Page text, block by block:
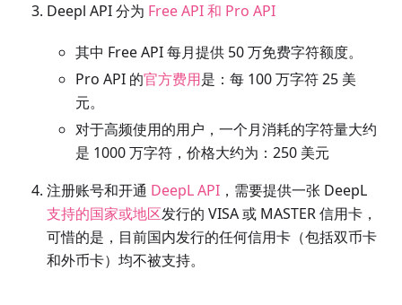
Deepl API 分为 Free API 和 Pro API
其中 Free API 每月提供 50 万免费字符额度。
Pro API 的官方费用是：每 100 万字符 25 美
元。
对于高频使用的用户，一个月消耗的字符量大约
是 1000 万字符，价格大约为：250 美元
注册账号和开通 DeepL API ，需要提供一张 DeepL
支持的国家或地区发行的 VISA 或 MASTER 信用卡，
可惜的是，目前国内发行的任何信用卡（包括双币卡
和外币卡）均不被支持。